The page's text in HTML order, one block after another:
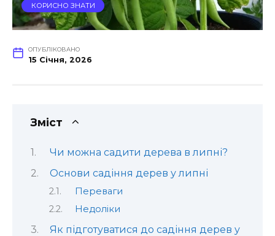
КОРИСНО ЗНАТИ
ОПУБЛІКОВАНО
15 Січня, 2026
Зміст
Чи можна садити дерева в липні?
Основи садіння дерев у липні
Переваги
Недоліки
Як підготуватися до садіння дерев у